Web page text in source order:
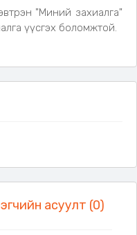
"Миний захиалга"
үүсгэх боломжтой.
асуулт (0)